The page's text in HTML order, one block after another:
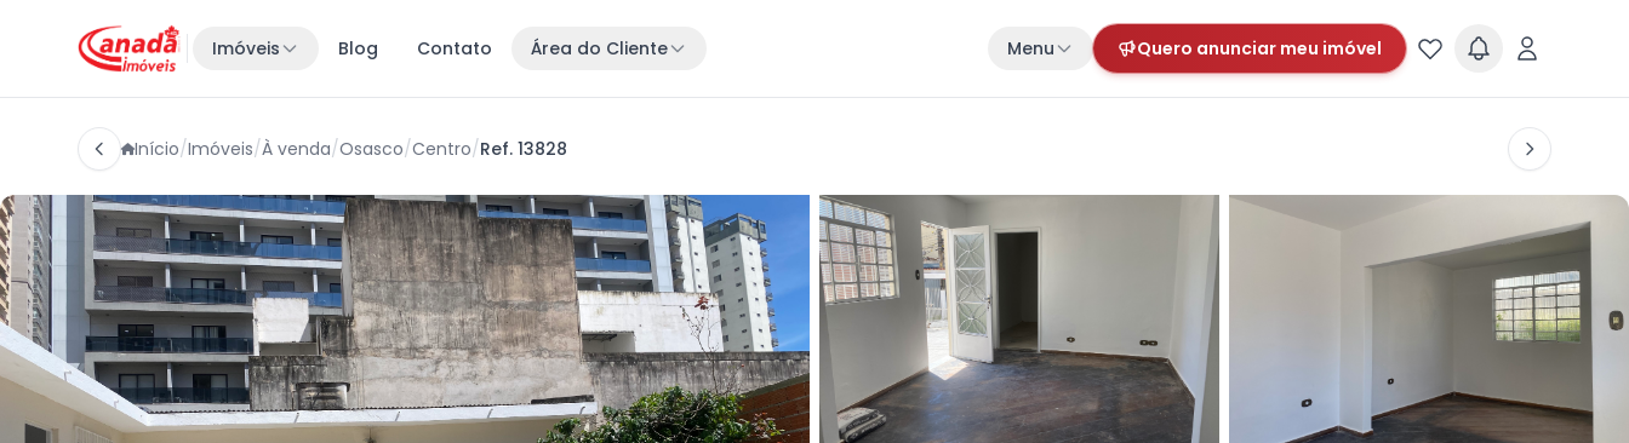
Imóveis Blog Contato Área do Cliente Menu Quero anunciar meu imóvel
Início/Imóveis/À venda/Osasco/Centro/Ref. 13828